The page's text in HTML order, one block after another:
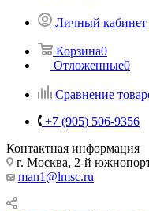
Личный кабинет
Корзина0
Отложенные0
Сравнение
+7 (905) 506-9356
Контактная информация
г. Москва, 2-й
man1@lmsc.ru